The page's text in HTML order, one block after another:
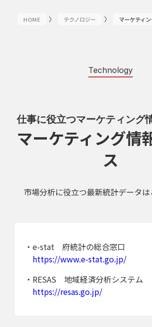
HOME 〉 テクノロジー 〉 マーケティ
Technology
仕事に役立つマーケティング
マーケティング情
ス
市場分析に役立つ最新統計データは
・e-stat 府統計の総合窓口
https://www.e-stat.go.jp/
・RESAS 地域経済分析システム
https://resas.go.jp/